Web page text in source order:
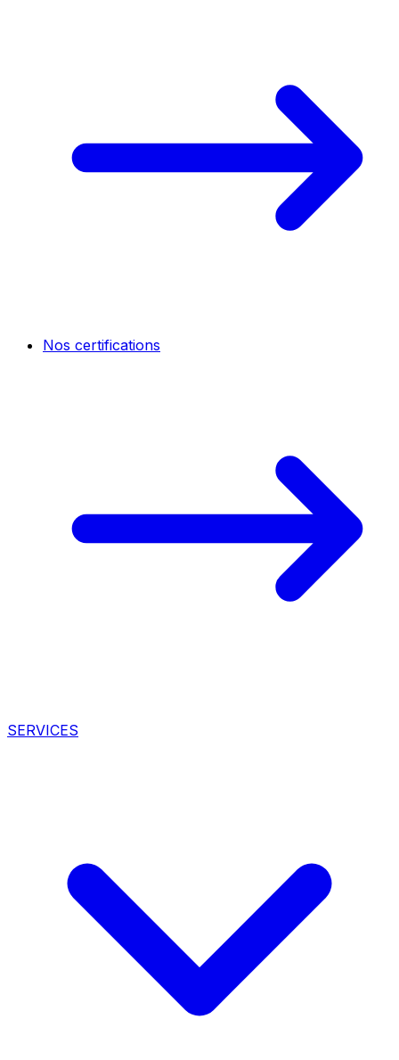
Nos certifications
SERVICES